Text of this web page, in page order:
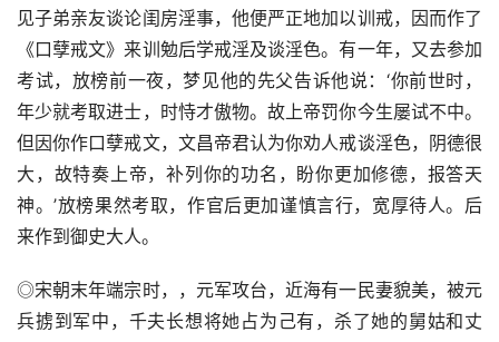
见子弟亲友谈论闺房淫事，他便严正地加以训戒，因而作了
《口孽戒文》来训勉后学戒淫及谈淫色。有一年，又去参加
考试，放榜前一夜，梦见他的先父告诉他说：‘你前世时，
年少就考取进士，时恃才傲物。故上帝罚你今生屡试不中。
但因你作口孽戒文，文昌帝君认为你劝人戒谈淫色，阴德很
大，故特奏上帝，补列你的功名，盼你更加修德，报答天
神。’放榜果然考取，作官后更加谨慎言行，宽厚待人。后
来作到御史大人。
◎宋朝末年端宗时，，元军攻台，近海有一民妻貌美，被元
兵掳到军中，千夫长想将她占为己有，杀了她的舅姑和丈